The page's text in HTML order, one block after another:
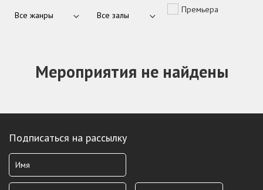
Премьера
Мероприятия не найдены
Подписаться на рассылку